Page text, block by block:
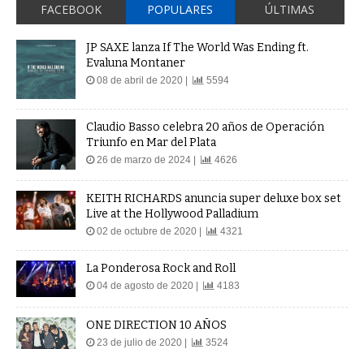
FACEBOOK POPULARES ÚLTIMAS
JP SAXE lanza If The World Was Ending ft.
Evaluna Montaner
08 de abril de 2020 | 5594
Claudio Basso celebra 20 años de Operación
Triunfo en Mar del Plata
26 de marzo de 2024 | 4626
KEITH RICHARDS anuncia super deluxe box set
Live at the Hollywood Palladium
02 de octubre de 2020 | 4321
La Ponderosa Rock and Roll
04 de agosto de 2020 | 4183
ONE DIRECTION 10 AÑOS
23 de julio de 2020 | 3524